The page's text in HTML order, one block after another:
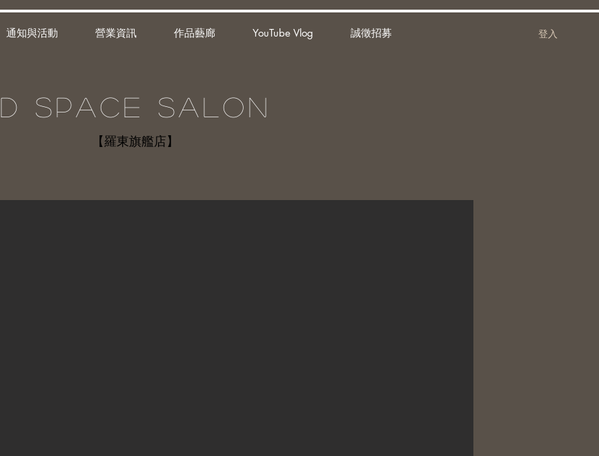
通知與活動 營業資訊 作品藝廊 YouTube Vlog 誠徵招募 登入
D SPACE SALON
【羅東旗艦店】